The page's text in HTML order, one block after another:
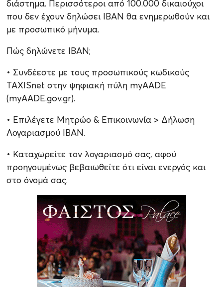
διάστημα. Περισσότεροι από 100.000 δικαιούχοι
που δεν έχουν δηλώσει ΙΒΑΝ θα ενημερωθούν και
με προσωπικό μήνυμα.
Πώς δηλώνετε ΙΒΑΝ;
• Συνδέεστε με τους προσωπικούς κωδικούς
TAXISnet στην ψηφιακή πύλη myAADE
(myAADE.gov.gr).
• Επιλέγετε Μητρώο & Επικοινωνία > Δήλωση
Λογαριασμού ΙΒΑΝ.
• Καταχωρείτε τον λογαριασμό σας, αφού
προηγουμένως βεβαιωθείτε ότι είναι ενεργός και
στο όνομά σας.